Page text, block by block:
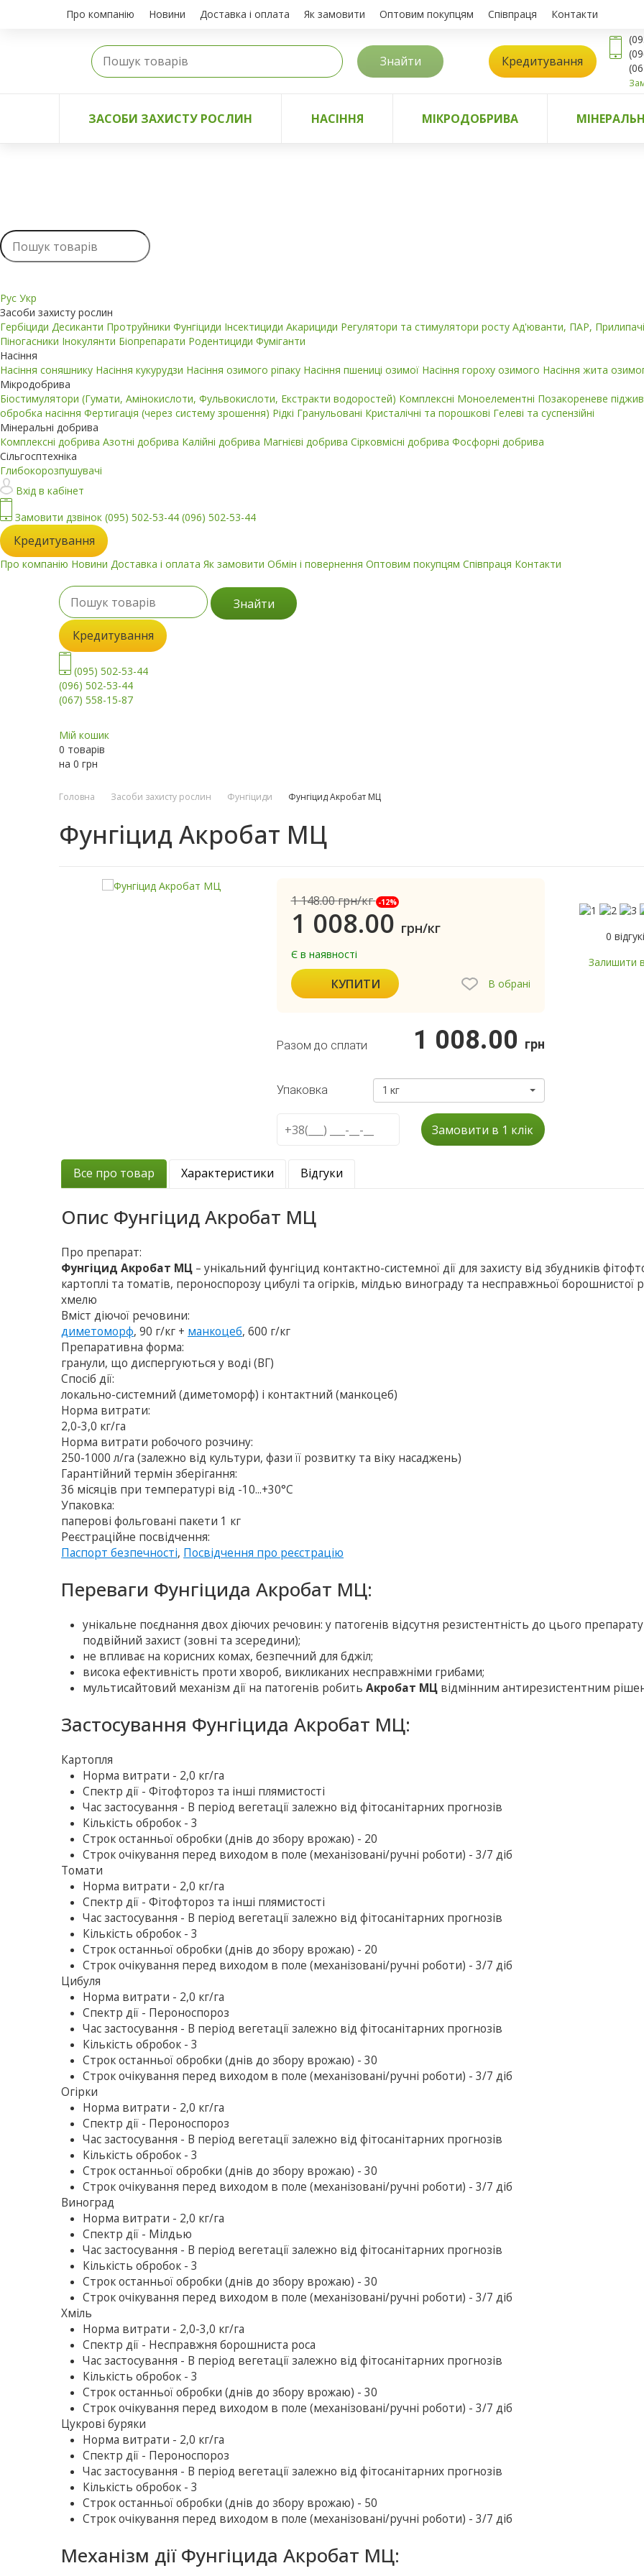
Про компанію Новини Доставка і оплата Як замовити Оптовим покупцям Співпраця Контакти
Знайти Кредитування
ЗАСОБИ ЗАХИСТУ РОСЛИН НАСІННЯ МІКРОДОБРИВА
Рус Укр
Засоби захисту рослин
Гербіциди Десиканти Протруйники Фунгіциди Інсектициди Акарициди Регулятори та стимулятори росту Ад'юванти, ПАР, Прилипачі
Піногасники Інокулянти Біопрепарати Родентициди Фуміганти
Насіння
Насіння соняшнику Насіння кукурудзи Насіння озимого ріпаку Насіння пшениці озимої Насіння гороху озимого Насіння жита
Мікродобрива
Біостимулятори (Гумати, Амінокислоти, Фульвокислоти, Екстракти водоростей) Комплексні Моноелементні Позакореневе
обробка насіння Фертигація (через систему зрошення) Рідкі Гранульовані Кристалічні та порошкові Гелеві та суспензійні
Мінеральні добрива
Комплексні добрива Азотні добрива Калійні добрива Магнієві добрива Сірковмісні добрива Фосфорні добрива
Сільгосптехніка
Глибокорозпушувачі
Вхід в кабінет
Замовити дзвінок (095) 502-53-44 (096) 502-53-44
Кредитування
Про компанію Новини Доставка і оплата Як замовити Обмін і повернення Оптовим покупцям Співпраця Контакти
Знайти
Кредитування
(095) 502-53-44
(096) 502-53-44
(067) 558-15-87
Мій кошик
0 товарів
на 0 грн
Головна Засоби захисту рослин Фунгіциди Фунгіцид Акробат МЦ
Фунгіцид Акробат МЦ
1 148.00грн/кг -12%
1 008.00 грн/кг
Є в наявності
КУПИТИ В обрані
Разом до сплати 1 008.00 грн
Упаковка 1 кг
0
Залишити
Замовити в 1 клік
Все про товар Характеристики Відгуки
Опис Фунгіцид Акробат МЦ
Про препарат:
Фунгіцид Акробат МЦ – унiкальний фунгiцид контактно-системної дiї для захисту від збудників
картоплi та томатiв, пероноспорозу цибулi та огiркiв, мiлдью винограду та несправжньої борошнистої
хмелю
Вміст діючої речовини:
диметоморф, 90 г/кг + манкоцеб, 600 г/кг
Препаративна форма:
гранули, що диспергуються у воді (ВГ)
Спосіб дії:
локально-системний (димето­морф) і контактний (манкоцеб)
Норма витрати:
2,0-3,0 кг/га
Норма витрати робочого розчину:
250-1000 л/га (залежно вiд культури, фази її розвитку та вiку насаджень)
Гарантійний термін зберігання:
36 місяців при температурі від -10...+30°C
Упаковка:
паперовi фольговані пакети 1 кг
Реєстраційне посвідчення:
Паспорт безпечності, Посвідчення про реєстрацію
Переваги Фунгіцида Акробат МЦ:
унiкальне поєднання двох дiючих речовин: у патогенiв вiдсутня резистентнiсть до цього
подвiйний захист (зовнi та зсередини);
не впливає на корисних комах, безпечний для бджіл;
висока ефективність проти хвороб, викликаних несправжніми грибами;
мультисайтовий механізм дії на патогенів робитьАкробат МЦ відмінним антирезистентним
Застосування Фунгіцида Акробат МЦ:
Картопля
Норма витрати - 2,0 кг/га
Спектр дії - Фiтофтороз та iншi плямистостi
Час застосування - В перiод вегетацiї залежно від фітосанітарних прогнозів
Кількість обробок - 3
Строк останньої обробки (днів до збору врожаю) - 20
Строк очікування перед виходом в поле (механізовані/ручні роботи) - 3/7 діб
Томати
Норма витрати - 2,0 кг/га
Спектр дії - Фiтофтороз та iншi плямистостi
Час застосування - В перiод вегетацiї залежно від фітосанітарних прогнозів
Кількість обробок - 3
Строк останньої обробки (днів до збору врожаю) - 20
Строк очікування перед виходом в поле (механізовані/ручні роботи) - 3/7 діб
Цибуля
Норма витрати - 2,0 кг/га
Спектр дії - Пероноспороз
Час застосування - В перiод вегетацiї залежно від фітосанітарних прогнозів
Кількість обробок - 3
Строк останньої обробки (днів до збору врожаю) - 30
Строк очікування перед виходом в поле (механізовані/ручні роботи) - 3/7 діб
Огiрки
Норма витрати - 2,0 кг/га
Спектр дії - Пероноспороз
Час застосування - В перiод вегетацiї залежно від фітосанітарних прогнозів
Кількість обробок - 3
Строк останньої обробки (днів до збору врожаю) - 30
Строк очікування перед виходом в поле (механізовані/ручні роботи) - 3/7 діб
Виноград
Норма витрати - 2,0 кг/га
Спектр дії - Мiлдью
Час застосування - В перiод вегетацiї залежно від фітосанітарних прогнозів
Кількість обробок - 3
Строк останньої обробки (днів до збору врожаю) - 30
Строк очікування перед виходом в поле (механізовані/ручні роботи) - 3/7 діб
Хмiль
Норма витрати - 2,0-3,0 кг/га
Спектр дії - Несправжня борошниста роса
Час застосування - В перiод вегетацiї залежно від фітосанітарних прогнозів
Кількість обробок - 3
Строк останньої обробки (днів до збору врожаю) - 30
Строк очікування перед виходом в поле (механізовані/ручні роботи) - 3/7 діб
Цукровi буряки
Норма витрати - 2,0 кг/га
Спектр дії - Пероноспороз
Час застосування - В перiод вегетацiї залежно від фітосанітарних прогнозів
Кількість обробок - 3
Строк останньої обробки (днів до збору врожаю) - 50
Строк очікування перед виходом в поле (механізовані/ручні роботи) - 3/7 діб
Механізм дії Фунгіцида Акробат МЦ: